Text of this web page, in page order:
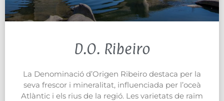
D.O. Ribeiro
La Denominació d’Origen Ribeiro destaca per la
seva frescor i mineralitat, influenciada per l’oceà
Atlàntic i els rius de la regió. Les varietats de raïm